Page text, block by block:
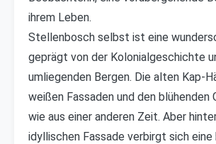
ihrem Leben.
Stellenbosch selbst ist eine
geprägt von der Kolonialgeschichte
umliegenden Bergen. Die alten Kap-
weißen Fassaden und den blühenden
wie aus einer anderen Zeit. Aber
idyllischen Fassade verbirgt sich eine